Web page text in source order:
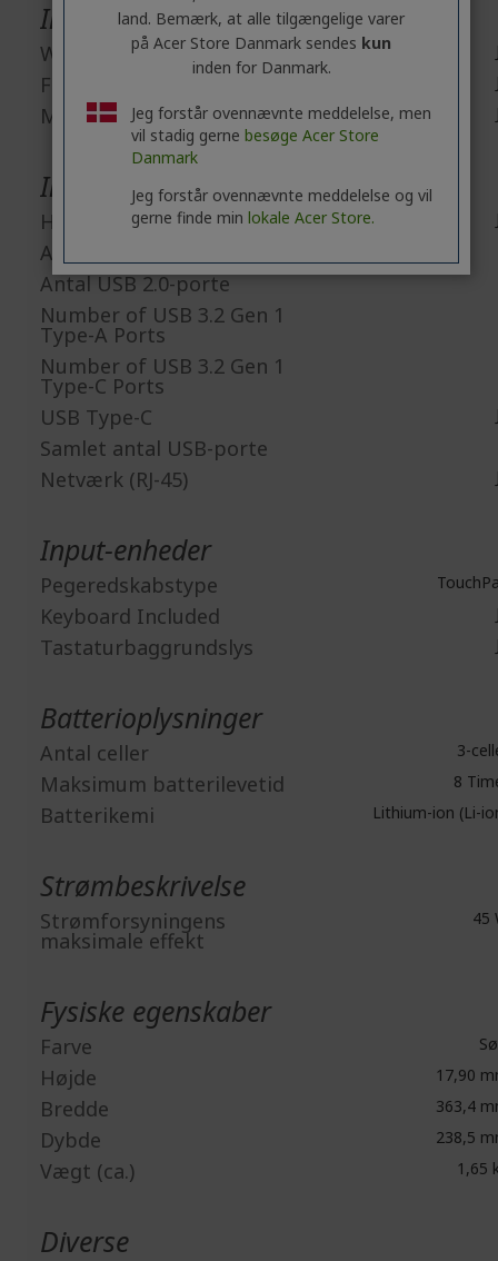
Indbyggede enheder
Webcam
Fingeraftrykslæser
Mikrofon
Interfaces/Porte
HDMI
Antal HDMI-porte
Antal USB 2.0-porte
Number of USB 3.2 Gen 1
Type-A Ports
Number of USB 3.2 Gen 1
Type-C Ports
USB Type-C
Samlet antal USB-porte
Netværk (RJ-45)
Input-enheder
Pegeredskabstype
Keyboard Included
Tastaturbaggrundslys
Batterioplysninger
Antal celler 3-
Maksimum batterilevetid 8
Batterikemi Lithium-ion (Li-
Strømbeskrivelse
Strømforsyningens
maksimale effekt
45
Fysiske egenskaber
Farve
Højde 17,90
Bredde 363,4
Dybde 238,5
Vægt (ca.) 1,65
Diverse
land. Bemærk, at alle tilgængelige varer
på Acer Store Danmark sendes kun
inden for Danmark.
Jeg forstår ovennævnte meddelelse, men
vil stadig gerne besøge Acer Store
Danmark
Jeg forstår ovennævnte meddelelse og vil
gerne finde min lokale Acer Store.